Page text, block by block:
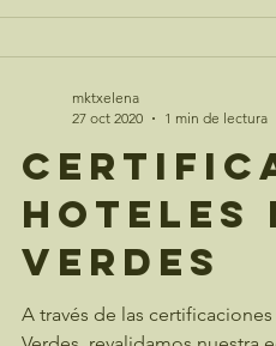
Hoteles
Verdes
A través de las
mktxelena
27 oct 2020
1 min de lectura